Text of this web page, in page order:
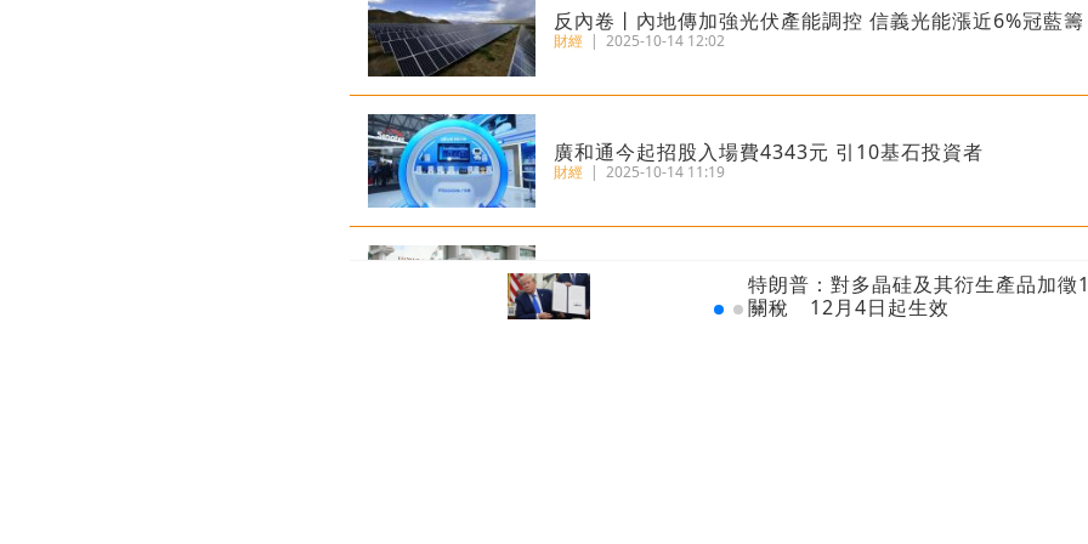
反內卷丨內地傳加強光伏產能調控 信義光能漲近6%冠藍籌
財經 | 2025-10-14 12:02
廣和通今起招股入場費4343元 引10基石投資者
財經 | 2025-10-14 11:19
港匯再觸7.85弱方保證 金管局200億接港元沽盤
財經 | 2025-07-02 08:52
特朗普：對多晶硅及其衍生產品加徵
關稅 12月4日起生效